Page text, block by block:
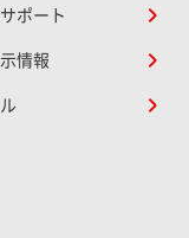
ポート
情報